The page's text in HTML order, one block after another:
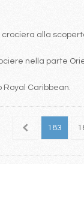
alla
nella parte
Royal Caribbean.
182 183